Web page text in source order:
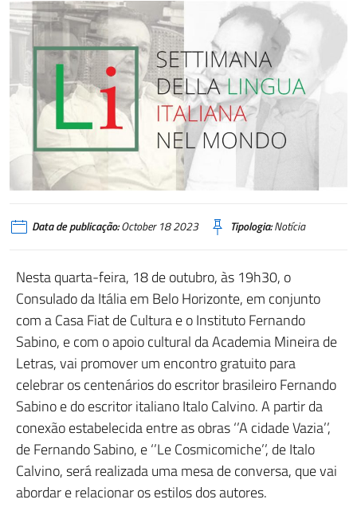
Data de publicação:October 18 2023 Tipologia:Notícia
Nesta quarta-feira, 18 de outubro, às 19h30, o
Consulado da Itália em Belo Horizonte, em conjunto
com a Casa Fiat de Cultura e o Instituto Fernando
Sabino, e com o apoio cultural da Academia Mineira de
Letras, vai promover um encontro gratuito para
celebrar os centenários do escritor brasileiro Fernando
Sabino e do escritor italiano Italo Calvino. A partir da
conexão estabelecida entre as obras ‘’A cidade Vazia’’,
de Fernando Sabino, e ‘’Le Cosmicomiche’’, de Italo
Calvino, será realizada uma mesa de conversa, que vai
abordar e relacionar os estilos dos autores.